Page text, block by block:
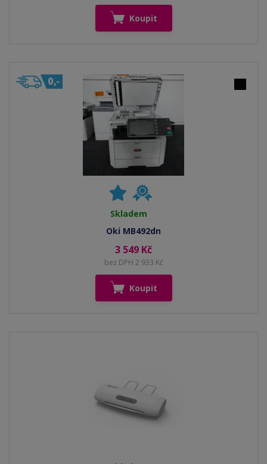
Koupit
Skladem
Oki MB492dn
3 549 Kč
bez DPH 2 933 Kč
Koupit